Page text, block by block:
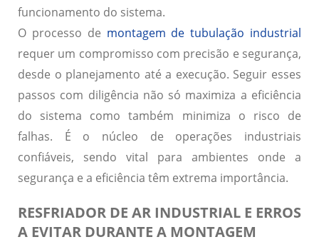
funcionamento do sistema.
O processo de montagem de tubulação industrial
requer um compromisso com precisão e segurança,
desde o planejamento até a execução. Seguir esses
passos com diligência não só maximiza a eficiência
do sistema como também minimiza o risco de
falhas. É o núcleo de operações industriais
confiáveis, sendo vital para ambientes onde a
segurança e a eficiência têm extrema importância.
RESFRIADOR DE AR INDUSTRIAL E ERROS
A EVITAR DURANTE A MONTAGEM